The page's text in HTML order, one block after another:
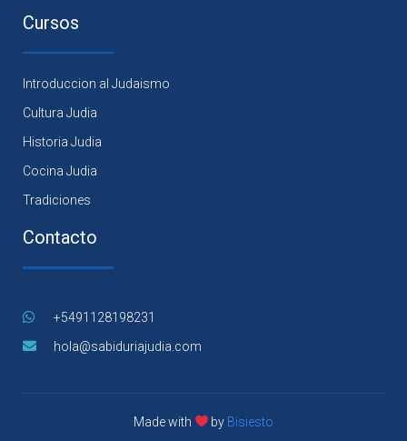
Cursos
Introduccion al Judaismo
Cultura Judia
Historia Judia
Cocina Judia
Tradiciones
Contacto
+5491128198231
hola@sabiduriajudia.com
Made with by Bisiesto